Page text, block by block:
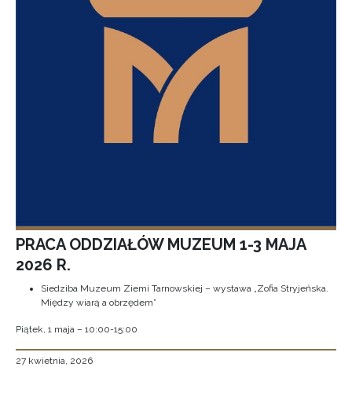
PRACA ODDZIAŁÓW MUZEUM 1-3 MAJA
2026 R.
Siedziba Muzeum Ziemi Tarnowskiej – wystawa „Zofia Stryjeńska.
Między wiarą a obrzędem”
Piątek, 1 maja – 10:00-15:00
27 kwietnia, 2026